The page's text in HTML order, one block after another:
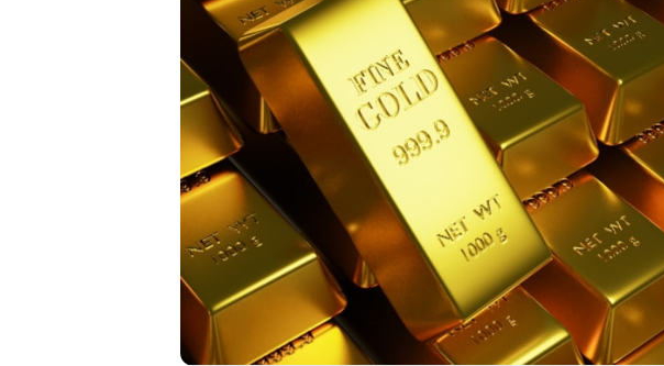
Saxo Bank, altın fiyatlarındaki
yükseliş trendinin korunduğunu
başındaki zirveden sonra yaşanan
rağmen güçlü talep devam